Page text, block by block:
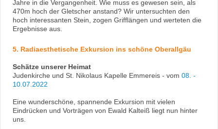
Jahre in die Vergangenheit. Wie muss es gewesen sein, als
470m hoch der Gletscher anstand? Wir untersuchten den
hoch interessanten Stein, zogen Grifflängen und werteten die
Ergebnisse aus.
5. Radiaesthetische Exkursion ins schöne Oberallgäu
Schätze unserer Heimat
Judenkirche und St. Nikolaus Kapelle Emmereis - vom 08. -
10.07.2022
Eine wunderschöne, spannende Exkursion mit vielen
Eindrücken und Vorträgen von Ewald Kalteiß liegt nun hinter
uns.